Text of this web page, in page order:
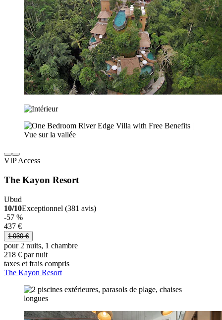
VIP Access
The Kayon Resort
Ubud
10/10Exceptionnel (381 avis)
-57 %
437 €
1 030 €
pour 2 nuits, 1 chambre
218 € par nuit
taxes et frais compris
The Kayon Resort